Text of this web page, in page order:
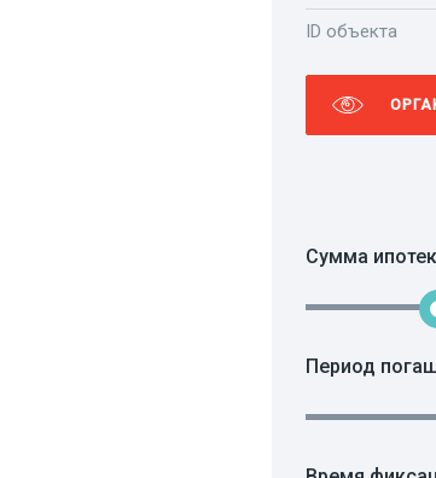
ID объекта
Сумма
Период